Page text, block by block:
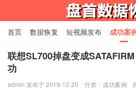
苏州盘首数据
首页 数据恢复 短视频发布 成功案
关于我们 设备展示 常见问题
联想SL700掉盘变成
功
admin 发布于 2019-12-20 分类： 成功案例